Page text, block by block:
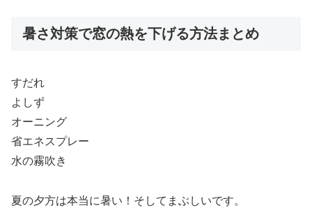
暑さ対策で窓の熱を下げる方法まとめ
すだれ
よしず
オーニング
省エネスプレー
水の霧吹き
夏の夕方は本当に暑い！そしてまぶしいです。